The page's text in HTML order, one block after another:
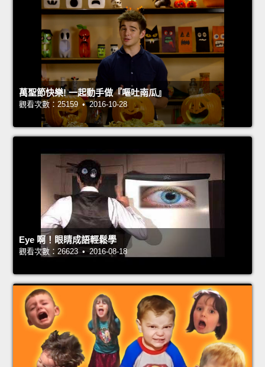
萬聖節快樂! 一起動手做『嘔吐南瓜』
觀看次數：25159 • 2016-10-28
Eye 啊！眼睛成語輕鬆學
觀看次數：26623 • 2016-08-18